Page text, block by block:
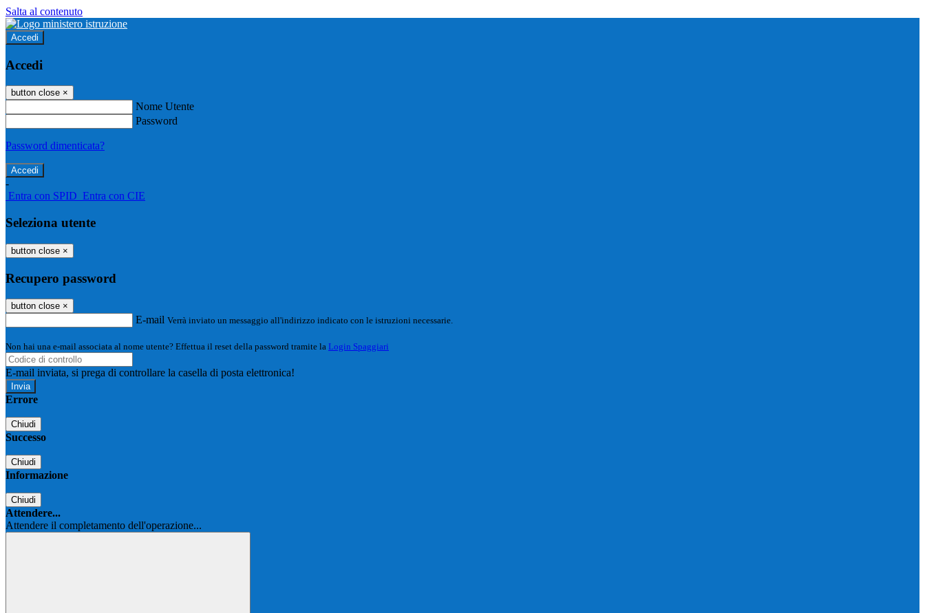
Salta al contenuto
Accedi
Accedi
button close ×
Nome Utente
Password
Password dimenticata?
-
Entra con SPID Entra con CIE
Seleziona utente
button close ×
Recupero password
button close ×
E-mail Verrà inviato un messaggio all'indirizzo indicato con le istruzioni necessarie.
Non hai una e-mail associata al nome utente? Effettua il reset della password tramite la Login Spaggiari
E-mail inviata, si prega di controllare la casella di posta elettronica!
Errore
Chiudi
Successo
Chiudi
Informazione
Chiudi
Attendere...
Attendere il completamento dell'operazione...